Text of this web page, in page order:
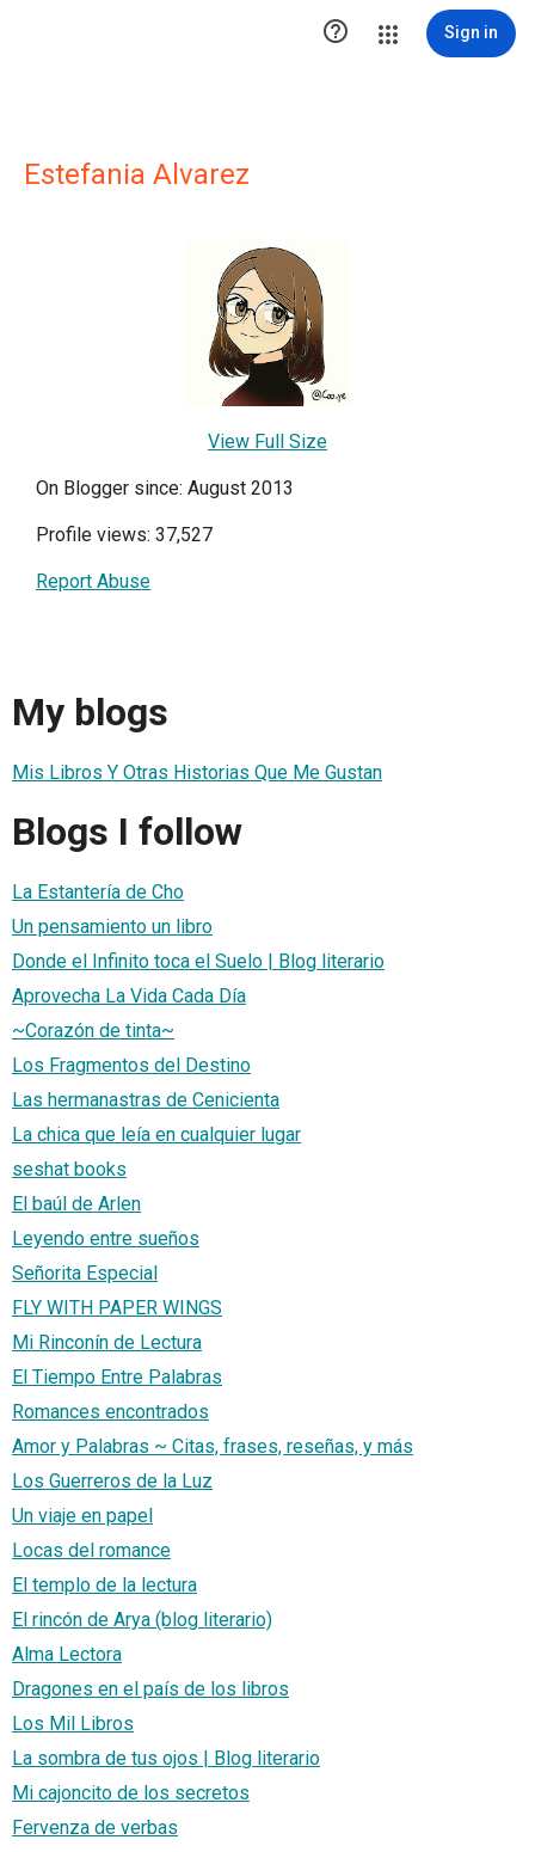
 Sign in
Estefania Alvarez
View Full Size
On Blogger since: August 2013
Profile views: 37,527
Report Abuse
My blogs
Mis Libros Y Otras Historias Que Me Gustan
Blogs I follow
La Estantería de Cho
Un pensamiento un libro
Donde el Infinito toca el Suelo | Blog literario
Aprovecha La Vida Cada Día
~Corazón de tinta~
Los Fragmentos del Destino
Las hermanastras de Cenicienta
La chica que leía en cualquier lugar
seshat books
El baúl de Arlen
Leyendo entre sueños
Señorita Especial
FLY WITH PAPER WINGS
Mi Rinconín de Lectura
El Tiempo Entre Palabras
Romances encontrados
Amor y Palabras ~ Citas, frases, reseñas, y más
Los Guerreros de la Luz
Un viaje en papel
Locas del romance
El templo de la lectura
El rincón de Arya (blog literario)
Alma Lectora
Dragones en el país de los libros
Los Mil Libros
La sombra de tus ojos | Blog literario
Mi cajoncito de los secretos
Fervenza de verbas